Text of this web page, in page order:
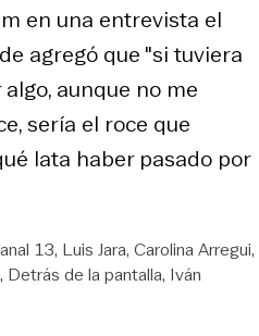
en una entrevista el
agregó que "si tuviera
aunque no me
sería el roce que
lata haber pasado por
13 Luis Jara Carolina Arregui
Detrás de la pantalla Iván